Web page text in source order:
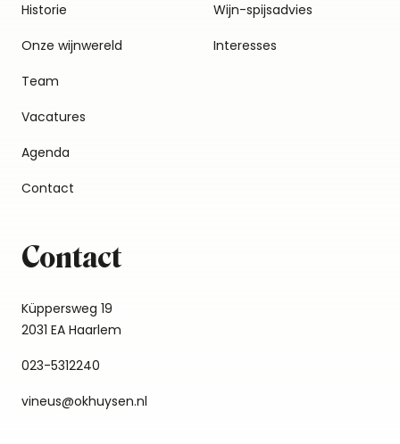
Historie
Onze wijnwereld
Team
Vacatures
Agenda
Contact
Wijn-spijsadvies
Interesses
Contact
Küppersweg 19
2031 EA Haarlem
023-5312240
vineus@okhuysen.nl